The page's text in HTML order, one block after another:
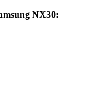
NX30: